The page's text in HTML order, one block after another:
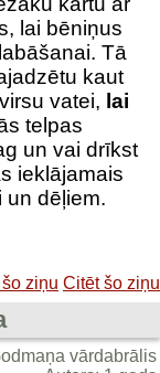
lai bēniņus
Tā
kaut
vatei, lai
telpas
un vai drīkst
ieklājamais
un dēļiem.
ziņu Citēt šo ziņu
vārdabrālis